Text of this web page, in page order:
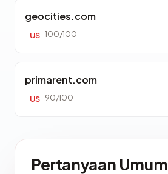
geocities.com
US 100/100
primarent.com
US 90/100
Pertanyaan Umum